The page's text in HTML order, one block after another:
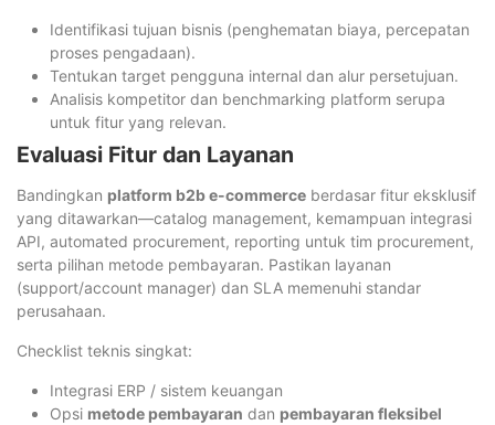
Identifikasi tujuan bisnis (penghematan biaya, percepatan
proses pengadaan).
Tentukan target pengguna internal dan alur persetujuan.
Analisis kompetitor dan benchmarking platform serupa
untuk fitur yang relevan.
Evaluasi Fitur dan Layanan
Bandingkan platform b2b e-commerce berdasar fitur eksklusif
yang ditawarkan—catalog management, kemampuan integrasi
API, automated procurement, reporting untuk tim procurement,
serta pilihan metode pembayaran. Pastikan layanan
(support/account manager) dan SLA memenuhi standar
perusahaan.
Checklist teknis singkat:
Integrasi ERP / sistem keuangan
Opsi metode pembayaran dan pembayaran fleksibel